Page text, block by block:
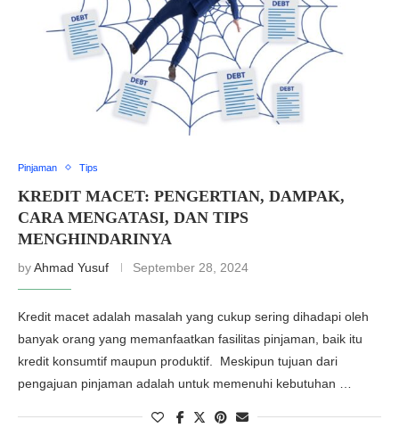
Pinjaman Tips
KREDIT MACET: PENGERTIAN, DAMPAK,
CARA MENGATASI, DAN TIPS
MENGHINDARINYA
byAhmad Yusuf September 28, 2024
Kredit macet adalah masalah yang cukup sering dihadapi oleh
banyak orang yang memanfaatkan fasilitas pinjaman, baik itu
kredit konsumtif maupun produktif. Meskipun tujuan dari
pengajuan pinjaman adalah untuk memenuhi kebutuhan …